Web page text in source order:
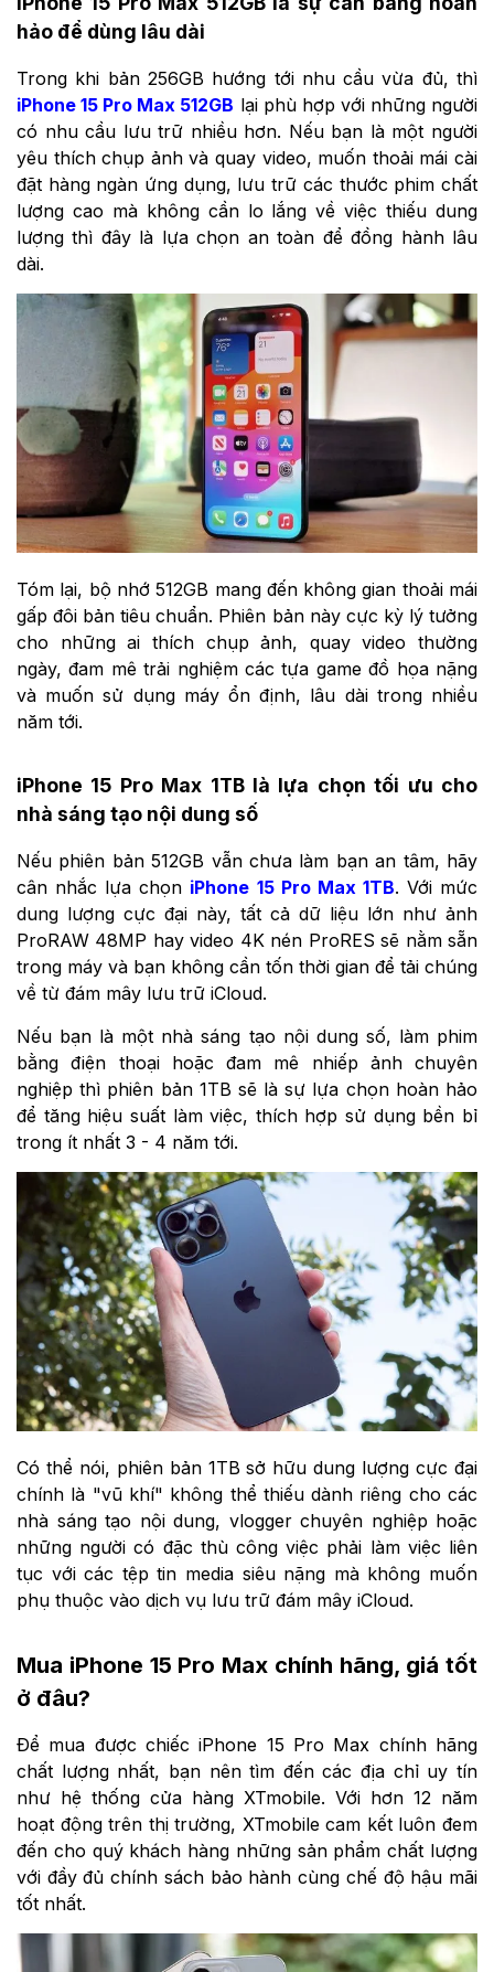
hảo để dùng lâu dài
Trong khi bản 256GB hướng tới nhu cầu vừa đủ, thì
iPhone 15 Pro Max 512GB lại phù hợp với những người
có nhu cầu lưu trữ nhiều hơn. Nếu bạn là một người
yêu thích chụp ảnh và quay video, muốn thoải mái cài
đặt hàng ngàn ứng dụng, lưu trữ các thước phim chất
lượng cao mà không cần lo lắng về việc thiếu dung
lượng thì đây là lựa chọn an toàn để đồng hành lâu
dài.
Tóm lại, bộ nhớ 512GB mang đến không gian thoải mái
gấp đôi bản tiêu chuẩn. Phiên bản này cực kỳ lý tưởng
cho những ai thích chụp ảnh, quay video thường
ngày, đam mê trải nghiệm các tựa game đồ họa nặng
và muốn sử dụng máy ổn định, lâu dài trong nhiều
năm tới.
iPhone 15 Pro Max 1TB là lựa chọn tối ưu cho
nhà sáng tạo nội dung số
Nếu phiên bản 512GB vẫn chưa làm bạn an tâm, hãy
cân nhắc lựa chọn iPhone 15 Pro Max 1TB. Với mức
dung lượng cực đại này, tất cả dữ liệu lớn như ảnh
ProRAW 48MP hay video 4K nén ProRES sẽ nằm sẵn
trong máy và bạn không cần tốn thời gian để tải chúng
về từ đám mây lưu trữ iCloud.
Nếu bạn là một nhà sáng tạo nội dung số, làm phim
bằng điện thoại hoặc đam mê nhiếp ảnh chuyên
nghiệp thì phiên bản 1TB sẽ là sự lựa chọn hoàn hảo
để tăng hiệu suất làm việc, thích hợp sử dụng bền bỉ
trong ít nhất 3 - 4 năm tới.
Có thể nói, phiên bản 1TB sở hữu dung lượng cực đại
chính là "vũ khí" không thể thiếu dành riêng cho các
nhà sáng tạo nội dung, vlogger chuyên nghiệp hoặc
những người có đặc thù công việc phải làm việc liên
tục với các tệp tin media siêu nặng mà không muốn
phụ thuộc vào dịch vụ lưu trữ đám mây iCloud.
Mua iPhone 15 Pro Max chính hãng, giá tốt
ở đâu?
Để mua được chiếc iPhone 15 Pro Max chính hãng
chất lượng nhất, bạn nên tìm đến các địa chỉ uy tín
như hệ thống cửa hàng XTmobile. Với hơn 12 năm
hoạt động trên thị trường, XTmobile cam kết luôn đem
đến cho quý khách hàng những sản phẩm chất lượng
với đầy đủ chính sách bảo hành cùng chế độ hậu mãi
tốt nhất.